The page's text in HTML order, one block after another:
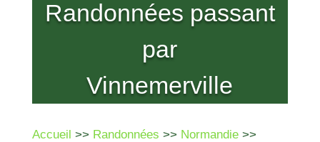
Randonnées passant
par
Vinnemerville
Accueil >> Randonnées >> Normandie>>